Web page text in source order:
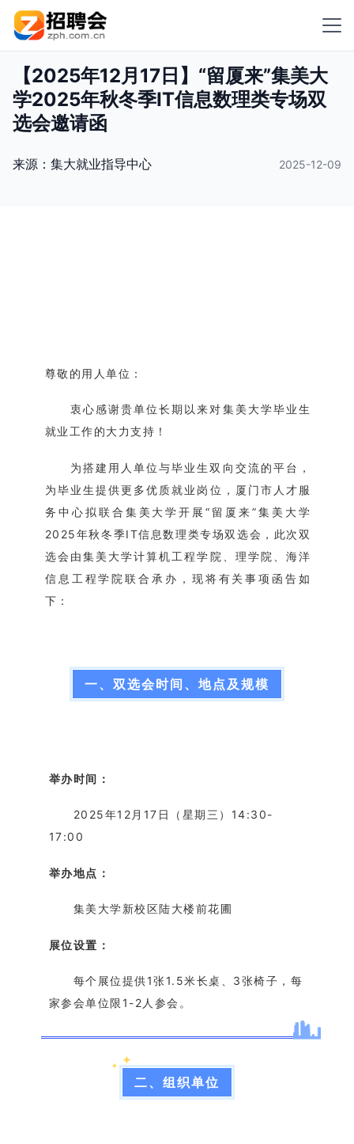
【2025年12月17日】“留厦来”集美大
学2025年秋冬季IT信息数理类专场双
选会邀请函
来源： 集大就业指导中心 2025-12-09
尊敬的用人单位：
衷心感谢贵单位长期以来对集美大学毕业生
就业工作的大力支持！
为搭建用人单位与毕业生双向交流的平台，
为毕业生提供更多优质就业岗位，厦门市人才服
务中心拟联合集美大学开展“留厦来”集美大学
2025年秋冬季IT信息数理类专场双选会，此次双
选会由集美大学计算机工程学院、理学院、海洋
信息工程学院联合承办，现将有关事项函告如
下：
一、双选会时间 、 地点及规模
举办时间：
2025年12月17日（星期三）14:30-
17:00
举办地点：
集美大学新校区陆大楼前花圃
展位设置：
每个展位提供1张1.5米长桌、3张椅子，每
家参会单位限1-2人参会。
二、组织单位